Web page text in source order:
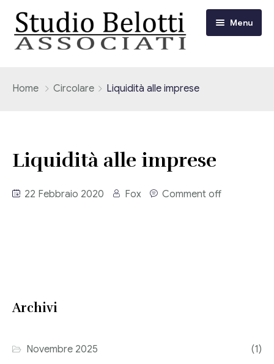
Menu
Contabilità
Adempimenti Dichiarativi e Fiscali
Revisione legale
Circolari
Home Circolare Liquidità alle imprese
Liquidità alle imprese
22 Febbraio 2020 Fox Comment off
Archivi
Novembre 2025 (1)